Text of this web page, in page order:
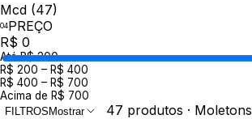
Mcd (47)
PREÇO
R$ 0
Até R$ 200
R$ 200 – R$ 400
R$ 400 – R$ 700
Acima de R$ 700
FILTROS Mostrar 47 produtos · Moletons